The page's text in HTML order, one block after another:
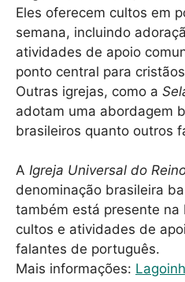
Eles oferecem cultos em
semana, incluindo
atividades de apoio
ponto central para
Outras igrejas, como a
adotam uma abordagem
brasileiros quanto outros
A Igreja Universal do
denominação brasileira
também está presente na
cultos e atividades de
falantes de português.
Mais informações: